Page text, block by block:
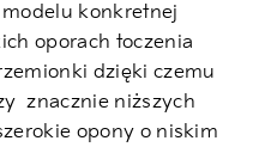
modelu konkretnej
oporach toczenia
dzięki czemu
znacznie niższych
opony o niskim